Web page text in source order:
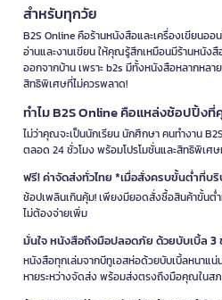
สำหรับทุกวัย
B2S Online คือร้านหนังสือและเครื่องเขียนอ
อ่านและงานเขียน ให้คุณรู้สึกเหมือนมีร้านหนัง
ออกจากบ้าน เพราะ b2s มีทั้งหนังสือหลากหล
สิทธิพิเศษที่ไม่ควรพลาด!
ทำไม B2S Online คือแหล่งช้อปปิ้ง
ไม่ว่าคุณจะเป็นนักเรียน นักศึกษา คนทำงาน
ตลอด 24 ชั่วโมง พร้อมโปรโมชั่นและสิทธิพิเศ
ฟรี! ค่าจัดส่งทั่วไทย *เมื่อสั่งครบขั้นต่ำที่บ
ช้อปเพลินเกินคุ้ม! เพียงมียอดสั่งซื้อสินค้าขั้น
ไม่ต้องจ่ายเพิ่ม
มั่นใจ หนังสือถึงมือปลอดภัย ด้วยบับเบิ้ล 3
หนังสือทุกเล่มจากบีทูเอสห่อด้วยบับเบิ้ลหนาแ
หายระหว่างจัดส่ง พร้อมส่งตรงถึงมือคุณใน